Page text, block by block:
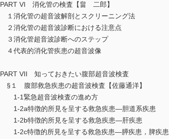
PART VI 消化管の検査【畠 二郎】
１消化管の超音波解剖とスクリーニング法
２消化管の超音波診断における注意点
３消化管超音波診断へのステップ
４代表的消化管疾患の超音波像
PART VII 知っておきたい腹部超音波検査
§１ 腹部救急疾患の超音波検査【佐藤通洋】
1-1緊急超音波検査の進め方
1-2a特徴的所見を呈する救急疾患—胆道系疾患
1-2b特徴的所見を呈する救急疾患—肝疾患
1-2c特徴的所見を呈する救急疾患—膵疾患，脾疾患